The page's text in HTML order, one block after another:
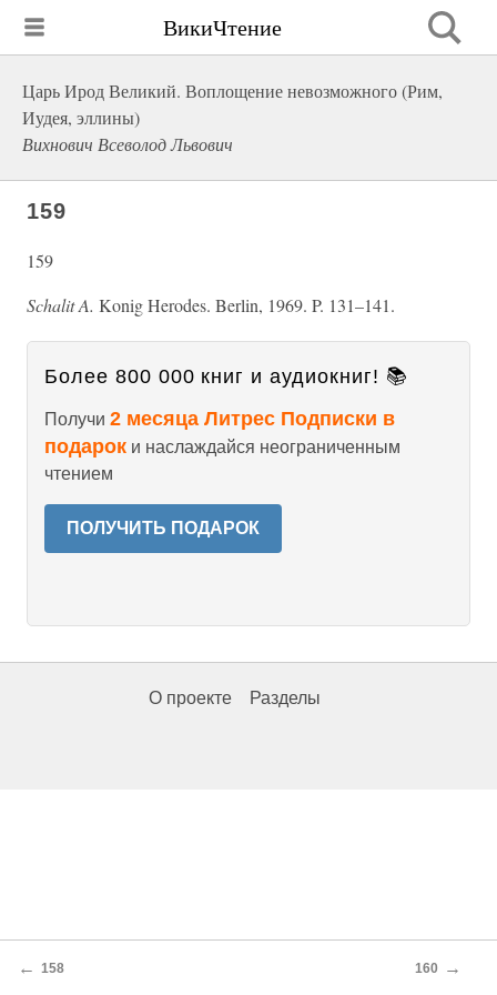
ВикиЧтение
Царь Ирод Великий. Воплощение невозможного (Рим,
Иудея, эллины)
Вихнович Всеволод Львович
159
159
Schalit A. Konig Herodes. Berlin, 1969. P. 131–141.
Более 800 000 книг и аудиокниг! 📚
Получи 2 месяца Литрес Подписки в
подарок и наслаждайся неограниченным
чтением
ПОЛУЧИТЬ ПОДАРОК
О проекте Разделы
← 158 160 →